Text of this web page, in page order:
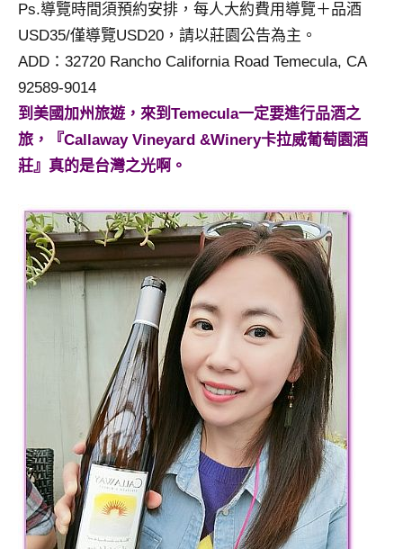
Ps.導覽時間須預約安排，每人大約費用導覽＋品酒
USD35/僅導覽USD20，請以莊園公告為主。
ADD：32720 Rancho California Road Temecula, CA
92589-9014
到美國加州旅遊，來到Temecula一定要進行品酒之
旅，『Callaway Vineyard &Winery卡拉威葡萄園酒
莊』真的是台灣之光啊。